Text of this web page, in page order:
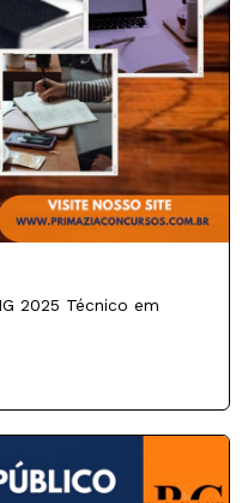
2025 Técnico em